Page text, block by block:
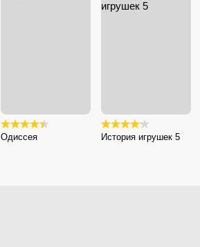
Одиссея История игрушек 5